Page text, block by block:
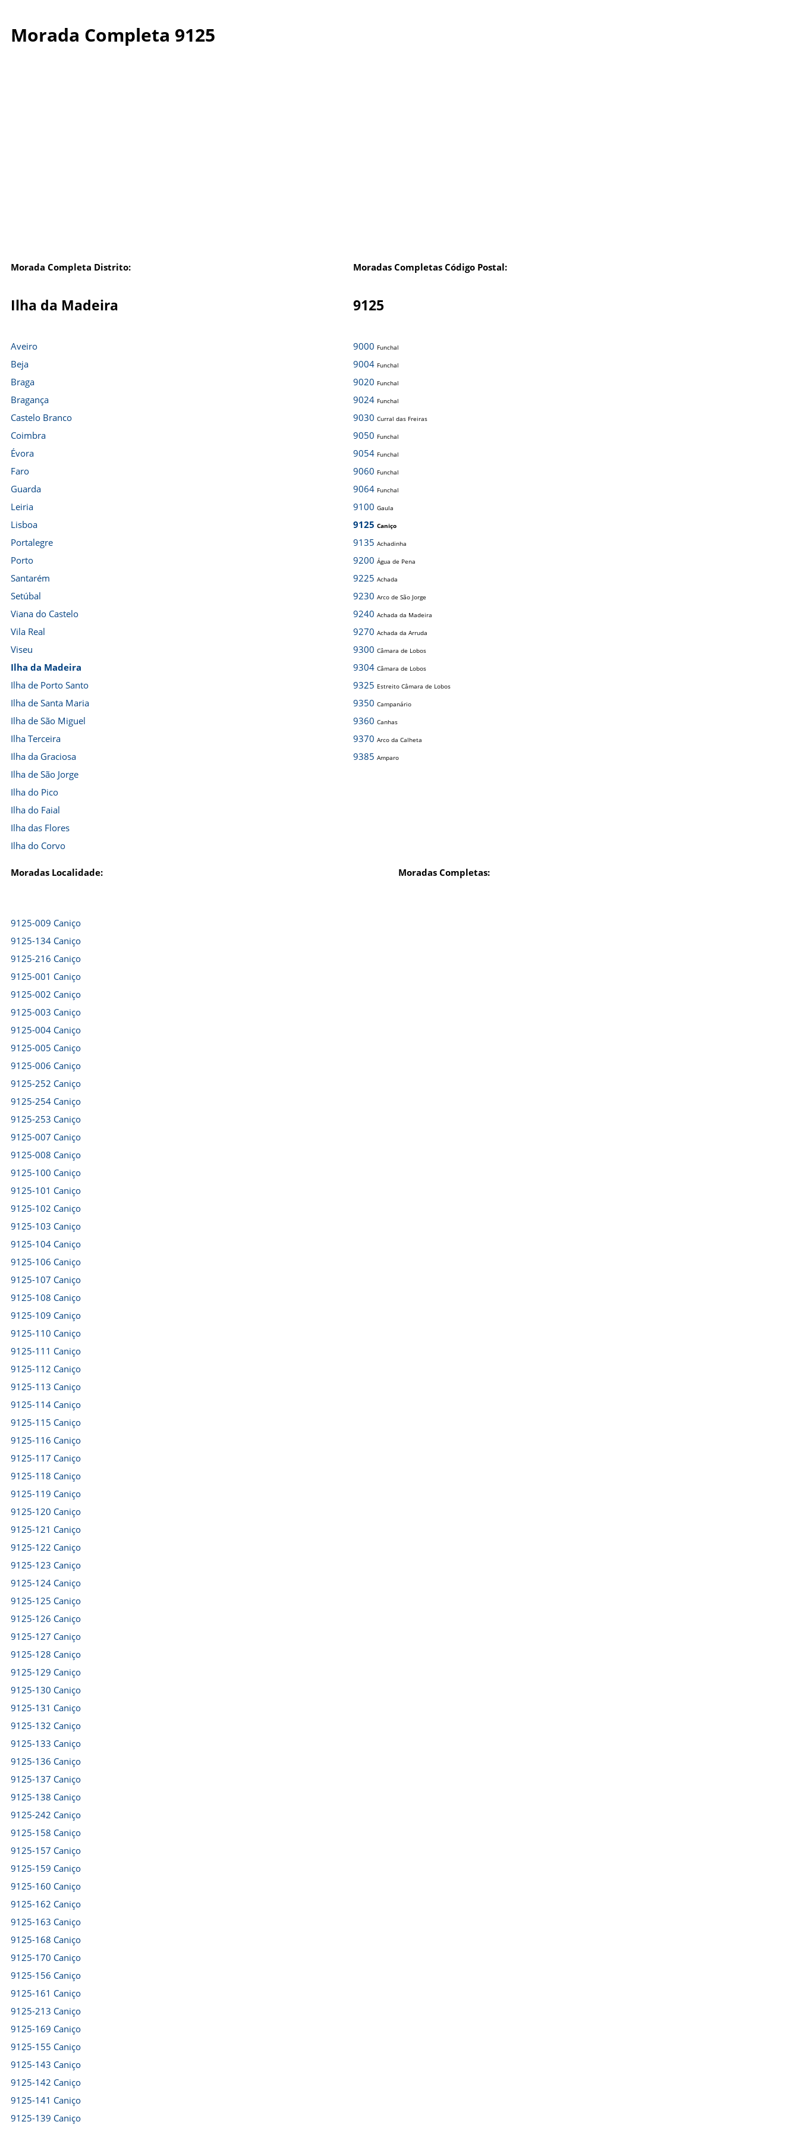
Morada Completa 9125
Morada Completa Distrito: Moradas Completas Código Postal:
Ilha da Madeira 9125
Aveiro
Beja
Braga
Bragança
Castelo Branco
Coimbra
Évora
Faro
Guarda
Leiria
Lisboa
Portalegre
Porto
Santarém
Setúbal
Viana do Castelo
Vila Real
Viseu
Ilha da Madeira
Ilha de Porto Santo
Ilha de Santa Maria
Ilha de São Miguel
Ilha Terceira
Ilha da Graciosa
Ilha de São Jorge
Ilha do Pico
Ilha do Faial
Ilha das Flores
Ilha do Corvo
9000 Funchal
9004 Funchal
9020 Funchal
9024 Funchal
9030 Curral das Freiras
9050 Funchal
9054 Funchal
9060 Funchal
9064 Funchal
9100 Gaula
9125 Caniço
9135 Achadinha
9200 Água de Pena
9225 Achada
9230 Arco de São Jorge
9240 Achada da Madeira
9270 Achada da Arruda
9300 Câmara de Lobos
9304 Câmara de Lobos
9325 Estreito Câmara de Lobos
9350 Campanário
9360 Canhas
9370 Arco da Calheta
9385 Amparo
Moradas Localidade: Moradas Completas:
9125-009 Caniço
9125-134 Caniço
9125-216 Caniço
9125-001 Caniço
9125-002 Caniço
9125-003 Caniço
9125-004 Caniço
9125-005 Caniço
9125-006 Caniço
9125-252 Caniço
9125-254 Caniço
9125-253 Caniço
9125-007 Caniço
9125-008 Caniço
9125-100 Caniço
9125-101 Caniço
9125-102 Caniço
9125-103 Caniço
9125-104 Caniço
9125-106 Caniço
9125-107 Caniço
9125-108 Caniço
9125-109 Caniço
9125-110 Caniço
9125-111 Caniço
9125-112 Caniço
9125-113 Caniço
9125-114 Caniço
9125-115 Caniço
9125-116 Caniço
9125-117 Caniço
9125-118 Caniço
9125-119 Caniço
9125-120 Caniço
9125-121 Caniço
9125-122 Caniço
9125-123 Caniço
9125-124 Caniço
9125-125 Caniço
9125-126 Caniço
9125-127 Caniço
9125-128 Caniço
9125-129 Caniço
9125-130 Caniço
9125-131 Caniço
9125-132 Caniço
9125-133 Caniço
9125-136 Caniço
9125-137 Caniço
9125-138 Caniço
9125-242 Caniço
9125-158 Caniço
9125-157 Caniço
9125-159 Caniço
9125-160 Caniço
9125-162 Caniço
9125-163 Caniço
9125-168 Caniço
9125-170 Caniço
9125-156 Caniço
9125-161 Caniço
9125-213 Caniço
9125-169 Caniço
9125-155 Caniço
9125-143 Caniço
9125-142 Caniço
9125-141 Caniço
9125-139 Caniço